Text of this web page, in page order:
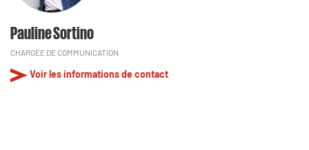
Pauline Sortino
CHARGÉE DE COMMUNICATION
Voir les informations de contact